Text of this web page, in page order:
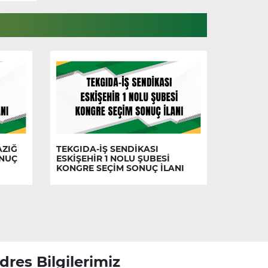
TEKGIDA-İŞ SENDİKASI
ESKİŞEHİR 1 NOLU ŞUBESİ
KONGRE SEÇİM SONUÇ İLANI
Bilgilerimiz